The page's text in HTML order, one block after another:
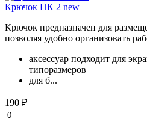
Крючок НК 2 new
Крючок предназначен для
позволяя удобно организовать
аксессуар подходит для
типоразмеров
для б...
190 ₽